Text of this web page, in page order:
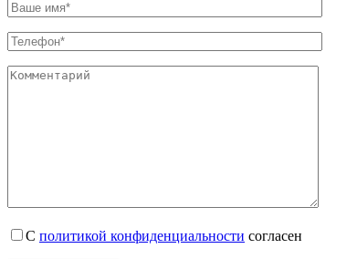
С политикой конфиденциальности согласен